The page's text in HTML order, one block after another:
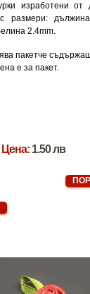
изработени от
2.4mm.
пакетче
е за пакет.
1.50 лв